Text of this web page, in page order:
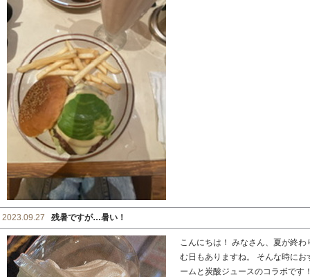
2023.09.27 残暑ですが…暑い！
こんにちは！ みなさん、夏が終
む日もありますね。 そんな時に
ームと炭酸ジュースのコラボです